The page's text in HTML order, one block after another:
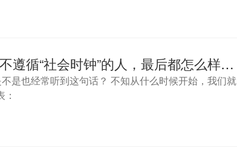
做时间的“逆行者” | 那些不遵循“社会时钟”的人，最后都怎么样了？
是也经常听到这句话？ 不知从什么时候开始，我们就